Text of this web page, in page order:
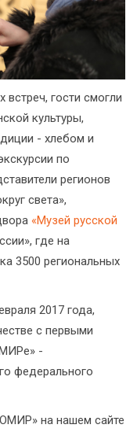
гости смогли
культуры,
- хлебом и
по
регионов
света»,
«Музей русской
где на
3500 региональных
2017 года,
с первыми
-
федерального
на нашем сайте